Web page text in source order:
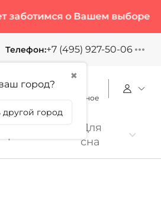
о Вашем выборе
✖
город?
другой город
Телефон:+7 (495) 927-50-06
Избранное
Для
сна